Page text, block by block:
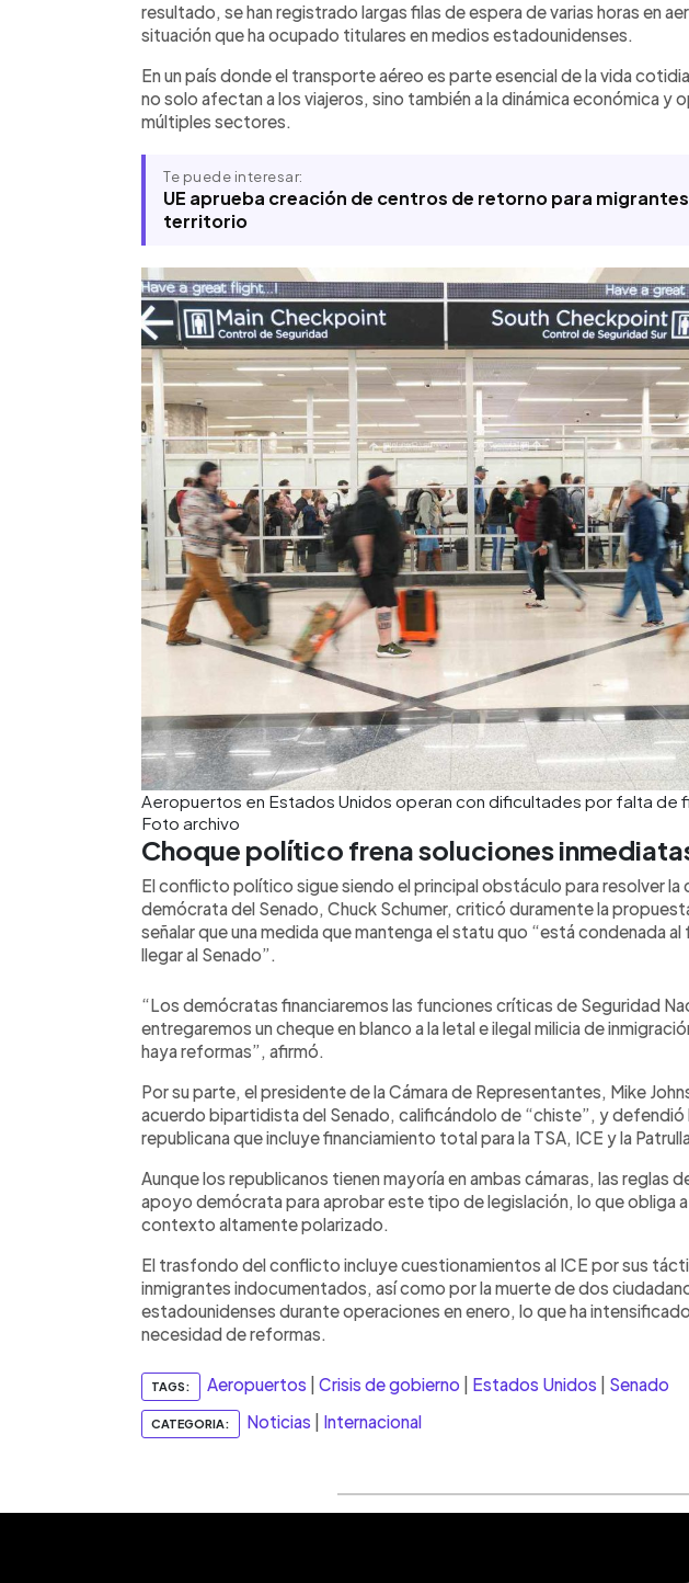
resultado, se han registrado largas filas de espera de varias horas en
situación que ha ocupado titulares en medios estadounidenses.
En un país donde el transporte aéreo es parte esencial de la vida
no solo afectan a los viajeros, sino también a la dinámica económica y
múltiples sectores.
Te puede interesar:
UE aprueba creación de centros de retorno para
territorio
Aeropuertos en Estados Unidos operan con dificultades por falta de
Foto archivo
Choque político frena soluciones
El conflicto político sigue siendo el principal obstáculo para resolver la
demócrata del Senado, Chuck Schumer, criticó duramente la
señalar que una medida que mantenga el statu quo “está condenada
llegar al Senado”.
“Los demócratas financiaremos las funciones críticas de Seguridad
entregaremos un cheque en blanco a la letal e ilegal milicia de
haya reformas”, afirmó.
Por su parte, el presidente de la Cámara de Representantes, Mike
acuerdo bipartidista del Senado, calificándolo de “chiste”, y defendió
republicana que incluye financiamiento total para la TSA, ICE y la
Aunque los republicanos tienen mayoría en ambas cámaras, las reglas
apoyo demócrata para aprobar este tipo de legislación, lo que obliga a
contexto altamente polarizado.
El trasfondo del conflicto incluye cuestionamientos al ICE por sus
inmigrantes indocumentados, así como por la muerte de dos
estadounidenses durante operaciones en enero, lo que ha
necesidad de reformas.
TAGS: Aeropuertos Crisis de gobierno Estados Unidos Senado
CATEGORIA: Noticias Internacional